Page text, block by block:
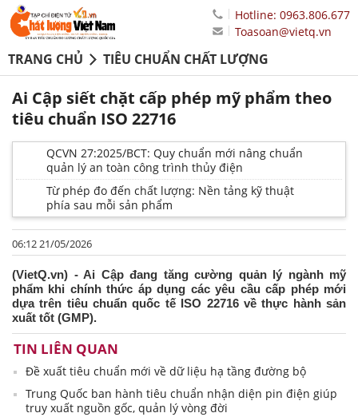
Hotline: 0963.806.677
Toasoan@vietq.vn
TRANG CHỦ TIÊU CHUẨN CHẤT LƯỢNG
Ai Cập siết chặt cấp phép mỹ phẩm theo
tiêu chuẩn ISO 22716
QCVN 27:2025/BCT: Quy chuẩn mới nâng chuẩn
quản lý an toàn công trình thủy điện
Từ phép đo đến chất lượng: Nền tảng kỹ thuật
phía sau mỗi sản phẩm
06:12 21/05/2026
(VietQ.vn) - Ai Cập đang tăng cường quản lý ngành mỹ
phẩm khi chính thức áp dụng các yêu cầu cấp phép mới
dựa trên tiêu chuẩn quốc tế ISO 22716 về thực hành sản
xuất tốt (GMP).
TIN LIÊN QUAN
Đề xuất tiêu chuẩn mới về dữ liệu hạ tầng đường bộ
Trung Quốc ban hành tiêu chuẩn nhận diện pin điện giúp
truy xuất nguồn gốc, quản lý vòng đời